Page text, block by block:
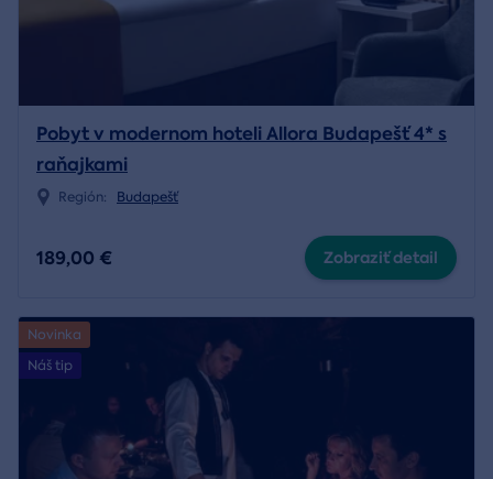
Pobyt v modernom hoteli Allora Budapešť 4* s
raňajkami
Región: Budapešť
189,00 € Zobraziť detail
Novinka
Náš tip